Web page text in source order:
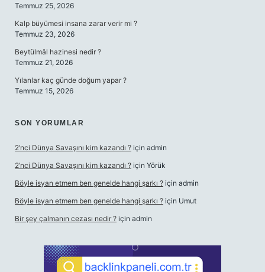
Temmuz 25, 2026
Kalp büyümesi insana zarar verir mi ?
Temmuz 23, 2026
Beytülmâl hazinesi nedir ?
Temmuz 21, 2026
Yılanlar kaç günde doğum yapar ?
Temmuz 15, 2026
SON YORUMLAR
2’nci Dünya Savaşını kim kazandı ? için admin
2’nci Dünya Savaşını kim kazandı ? için Yörük
Böyle isyan etmem ben genelde hangi şarkı ? için admin
Böyle isyan etmem ben genelde hangi şarkı ? için Umut
Bir şey çalmanın cezası nedir ? için admin